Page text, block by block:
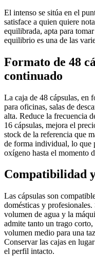
El intenso se sitúa en el
satisface a quien quiere
equilibrada, apta para
equilibrio es una de las
Formato de 48
continuado
La caja de 48 cápsulas, en
para oficinas, salas de
alta. Reduce la frecuencia
16 cápsulas, mejora el
stock de la referencia que
de forma individual, lo que
oxígeno hasta el momento
Compatibilidad
Las cápsulas son
domésticas y
volumen de agua y la
admite tanto un trago
volumen medio para una
Conservar las cajas en
el perfil intacto.